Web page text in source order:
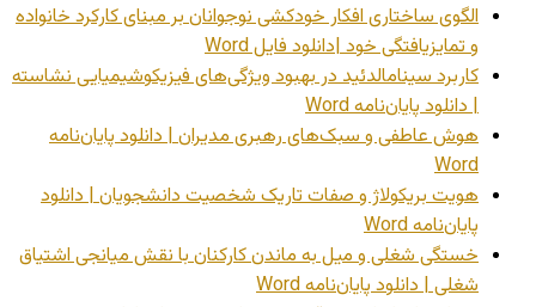
الگوی ساختاری افکار خودکشی نوجوانان بر مبنای کارکرد خانواده
و تمایزیافتگی خود |دانلود فایل Word
کاربرد سینامالدئید در بهبود ویژگی‌های فیزیکوشیمیایی نشاسته
| دانلود پایان‌نامه Word
هوش عاطفی و سبک‌های رهبری مدیران | دانلود پایان‌نامه
Word
هویت بریکولاژ و صفات تاریک شخصیت دانشجویان | دانلود
پایان‌نامه Word
خستگی شغلی و میل به ماندن کارکنان با نقش میانجی اشتیاق
شغلی | دانلود پایان‌نامه Word